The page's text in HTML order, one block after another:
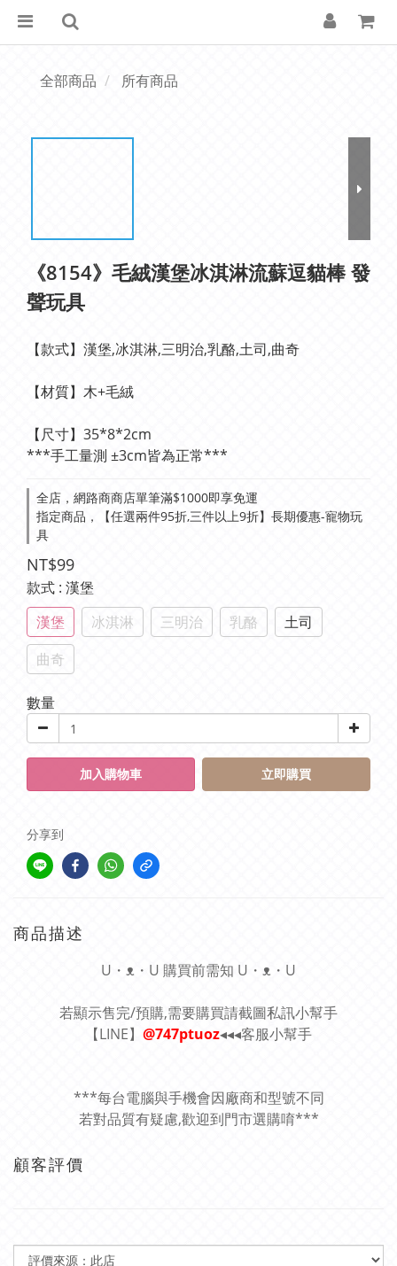
全部商品 所有商品
《8154》毛絨漢堡冰淇淋流蘇逗貓棒 發
聲玩具
【款式】漢堡,冰淇淋,三明治,乳酪,土司,曲奇
【材質】木+毛絨
【尺寸】35*8*2cm
***手工量測 ±3cm皆為正常***
全店，網路商商店單筆滿$1000即享免運
指定商品，【任選兩件95折,三件以上9折】長期優惠-寵物玩
具
NT$99
款式 : 漢堡
漢堡
冰淇淋 三明治 乳酪
土司
曲奇
數量
加入購物車 立即購買
分享到
商品描述
U・ᴥ・U 購買前需知 U・ᴥ・U
若顯示售完/預購,需要購買請截圖私訊小幫手
【LINE】 @747ptuoz◂◂◂客服小幫手
***每台電腦與手機會因廠商和型號不同
若對品質有疑慮,歡迎到門市選購唷***
顧客評價